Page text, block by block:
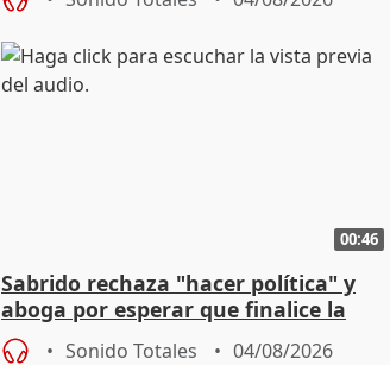
00:46
Sabrido rechaza "hacer política" y
aboga por esperar que finalice la
investigación del incendio
Sonido Totales 04/08/2026